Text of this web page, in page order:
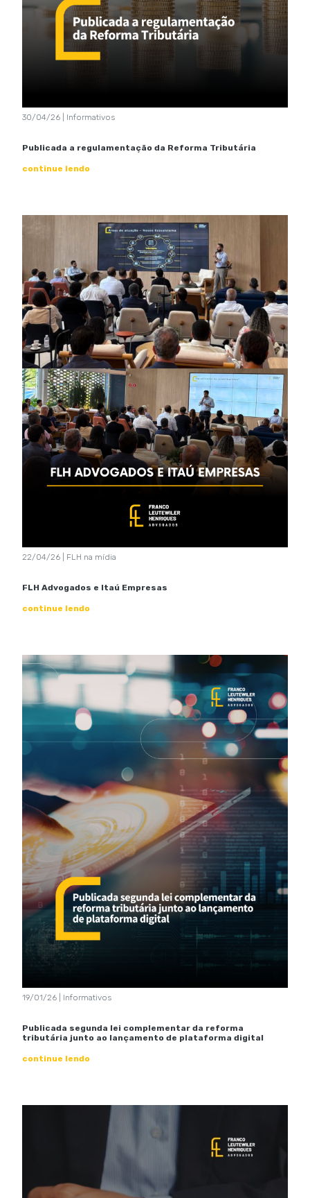
30/04/26 | Informativos
Publicada a regulamentação da Reforma Tributária
continue lendo
22/04/26 | FLH na mídia
FLH Advogados e Itaú Empresas
continue lendo
19/01/26 | Informativos
Publicada segunda lei complementar da reforma
tributária junto ao lançamento de plataforma digital
continue lendo